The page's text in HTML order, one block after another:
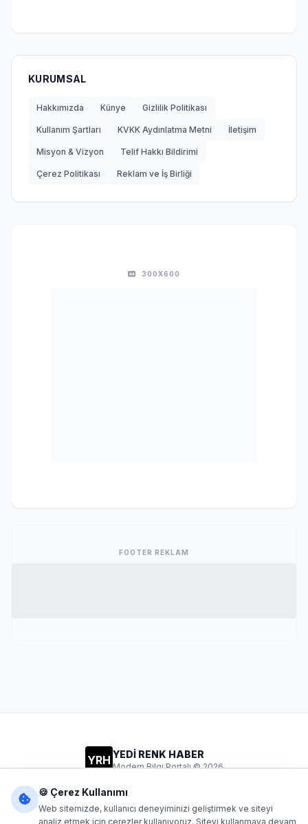
KURUMSAL
Hakkımızda Künye Gizlilik Politikası
Kullanım Şartları KVKK Aydınlatma Metni İletişim
Misyon & Vizyon Telif Hakkı Bildirimi
Çerez Politikası Reklam ve İş Birliği
300X600
FOOTER REKLAM
YRH YEDİ RENK HABER
Modern Bilgi Portalı © 2026
🍪 Çerez Kullanımı
Web sitemizde, kullanıcı deneyiminizi geliştirmek ve siteyi
analiz etmek için çerezler kullanıyoruz. Siteyi kullanmaya devam